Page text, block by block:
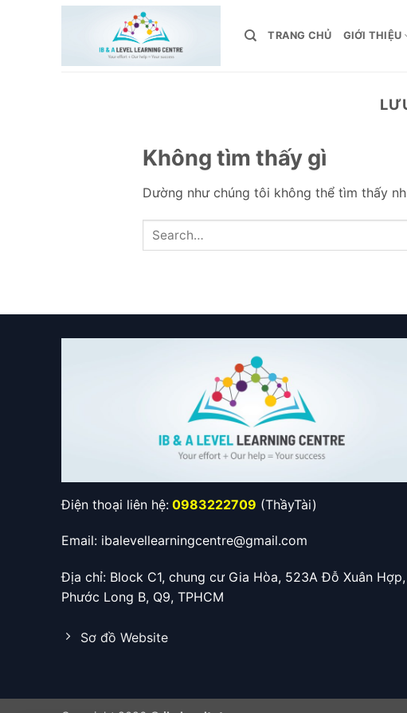
TRANG CHỦ GIỚI THIỆU
Không tìm thấy gì
Dường như chúng tôi không thể tìm thấy
Điện thoại liên hệ: 0983222709 (ThầyTài)
Email: ibalevellearningcentre@gmail.com
Địa chỉ: Block C1, chung cư Gia Hòa, 523A Đỗ Xuân Hợp,
Phước Long B, Q9, TPHCM
Sơ đồ Website